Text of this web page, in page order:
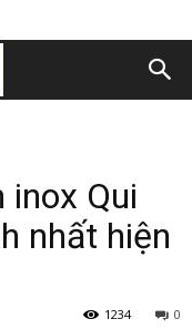
inox Qui
nhất hiện
0
1234